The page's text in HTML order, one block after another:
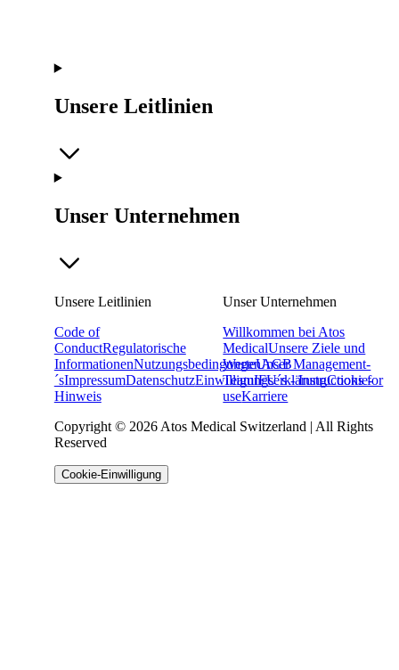
Unsere Leitlinien
Unser Unternehmen
Unsere Leitlinien
Code of
ConductRegulatorische
InformationenNutzungsbedingungenAGB
´sImpressumDatenschutzEinwilligungserklärungCookie-
Hinweis
Unser Unternehmen
Willkommen bei Atos
MedicalUnsere Ziele und
WerteUnser Management-
TeamIFU´s - Instructions for
useKarriere
Copyright © 2026 Atos Medical Switzerland | All Rights
Reserved
Cookie-Einwilligung